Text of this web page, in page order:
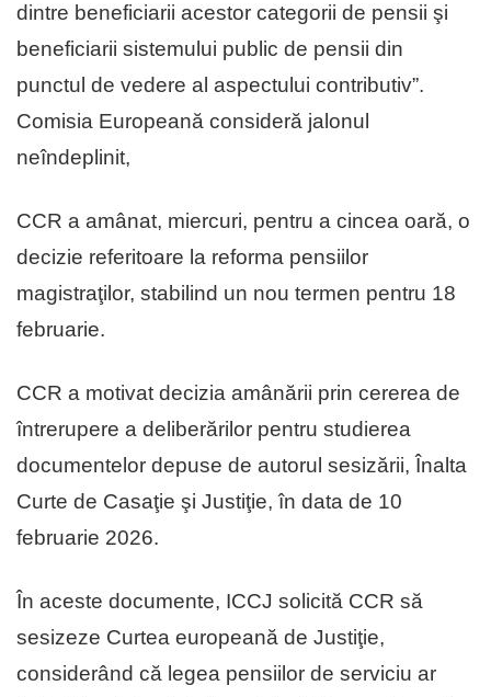
dintre beneficiarii acestor categorii de pensii şi
beneficiarii sistemului public de pensii din
punctul de vedere al aspectului contributiv”.
Comisia Europeană consideră jalonul
neîndeplinit,
CCR a amânat, miercuri, pentru a cincea oară, o
decizie referitoare la reforma pensiilor
magistraţilor, stabilind un nou termen pentru 18
februarie.
CCR a motivat decizia amânării prin cererea de
întrerupere a deliberărilor pentru studierea
documentelor depuse de autorul sesizării, Înalta
Curte de Casaţie şi Justiţie, în data de 10
februarie 2026.
În aceste documente, ICCJ solicită CCR să
sesizeze Curtea europeană de Justiţie,
considerând că legea pensiilor de serviciu ar